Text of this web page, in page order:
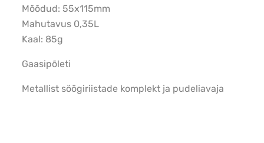
Mõõdud: 55x115mm
Mahutavus 0,35L
Kaal: 85g
Gaasipõleti
Metallist söögiriistade komplekt ja pudeliavaja